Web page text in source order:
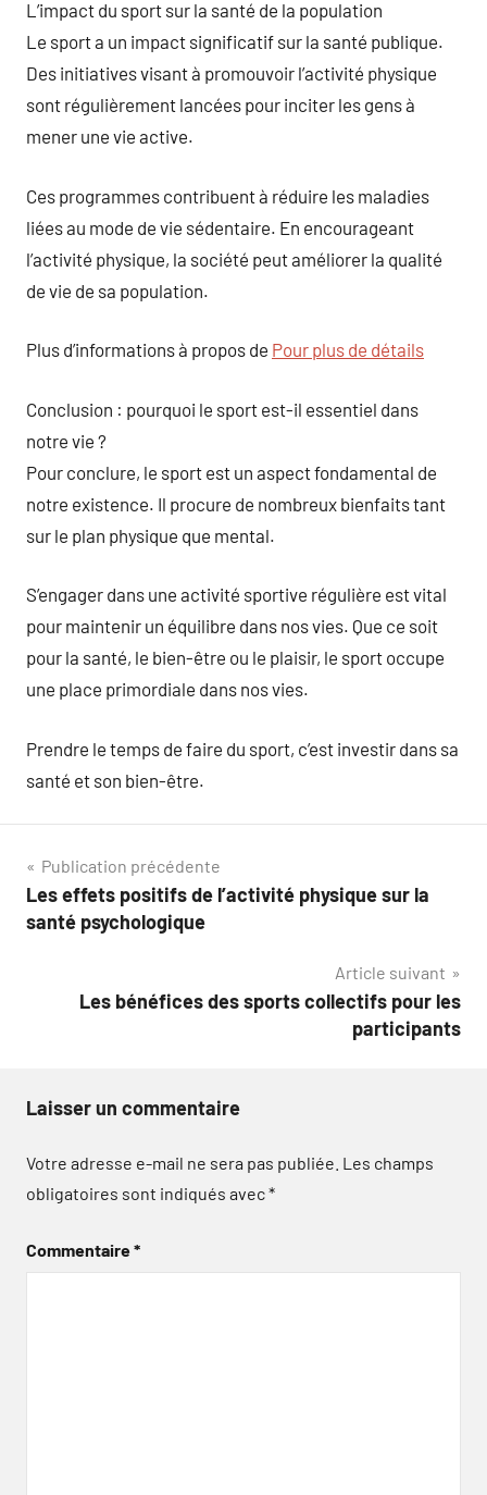
L’impact du sport sur la santé de la population
Le sport a un impact significatif sur la santé publique.
Des initiatives visant à promouvoir l’activité physique
sont régulièrement lancées pour inciter les gens à
mener une vie active.
Ces programmes contribuent à réduire les maladies
liées au mode de vie sédentaire. En encourageant
l’activité physique, la société peut améliorer la qualité
de vie de sa population.
Plus d’informations à propos de Pour plus de détails
Conclusion : pourquoi le sport est-il essentiel dans
notre vie ?
Pour conclure, le sport est un aspect fondamental de
notre existence. Il procure de nombreux bienfaits tant
sur le plan physique que mental.
S’engager dans une activité sportive régulière est vital
pour maintenir un équilibre dans nos vies. Que ce soit
pour la santé, le bien-être ou le plaisir, le sport occupe
une place primordiale dans nos vies.
Prendre le temps de faire du sport, c’est investir dans sa
santé et son bien-être.
Navigation
de
Publication précédente
Les effets positifs de l’activité physique sur la
santé psychologique
Article suivant
Les bénéfices des sports collectifs pour les
participants
Laisser un commentaire
Votre adresse e-mail ne sera pas publiée. Les champs
obligatoires sont indiqués avec*
Commentaire*